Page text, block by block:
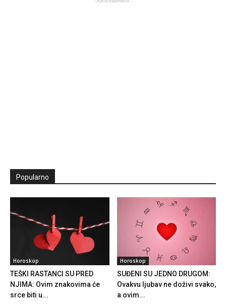
Popularno
Horoskop
TEŠKI RASTANCI SU PRED
NJIMA: Ovim znakovima će
srce biti u...
Horoskop
SUĐENI SU JEDNO DRUGOM:
Ovakvu ljubav ne doživi svako,
a ovim...